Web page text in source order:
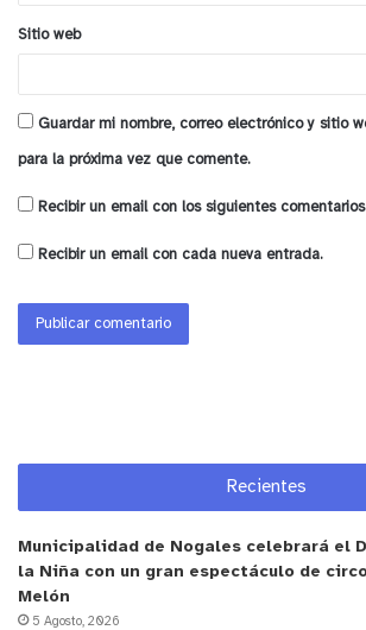
Cabe recordar que las personas
Subsidio Familiar, Ingreso
junto con su pago habitual durante
el requisito de haber tenido
vigentes a diciembre de 2021.
consultar su lugar y fecha
Este Aporte será entregado a
Asignación Familiar,
pertenezcan al Subsistema de
Oportunidades (Ingreso Ético
Solidario. El pago en los
Sitio web
Guardar mi nombre, correo electrónico y sitio
para la próxima vez que comente.
Recibir un email con los siguientes
Recibir un email con cada nueva entrada.
Recientes
Municipalidad de Nogales celebrará el
la Niña con un gran espectáculo de
Melón
5 Agosto, 2026